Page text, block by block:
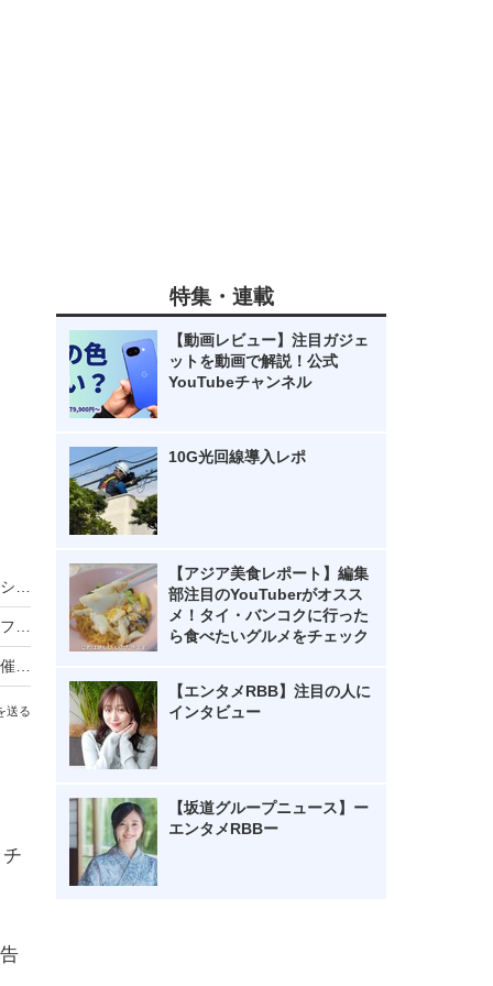
送る
特集・連載
【動画レビュー】注目ガジェ
ットを動画で解説！公式
YouTubeチャンネル
10G光回線導入レポ
【アジア美食レポート】編集
部注目のYouTuberがオスス
メ！タイ・バンコクに行った
ら食べたいグルメをチェック
【エンタメRBB】注目の人に
インタビュー
【坂道グループニュース】ー
エンタメRBBー